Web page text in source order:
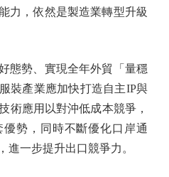
力，依然是製造業轉型升級
勢、實現全年外貿「量穩
裝產業應加快打造自主IP與
術應用以對沖低成本競爭，
勢，同時不斷優化口岸通
進一步提升出口競爭力。